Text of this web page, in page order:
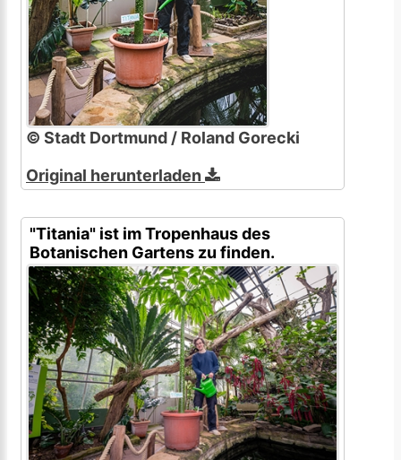
© Stadt Dortmund / Roland Gorecki
Original herunterladen
"Titania" ist im Tropenhaus des
Botanischen Gartens zu finden.